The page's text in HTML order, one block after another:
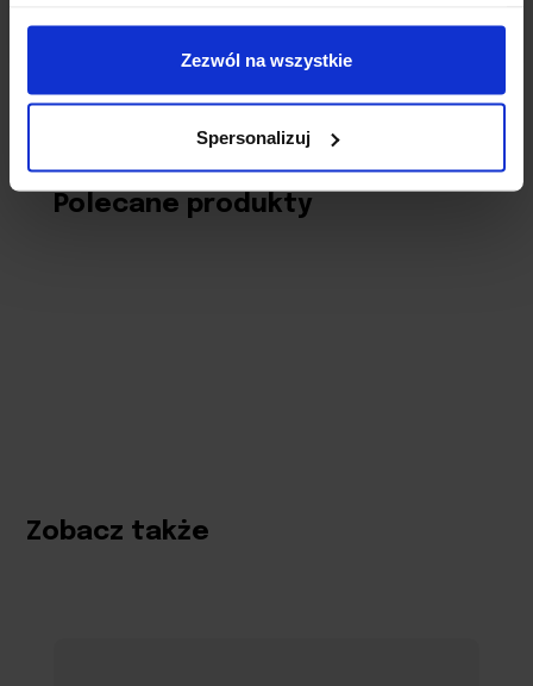
Zezwól na wszystkie
Spersonalizuj
Polecane produkty
Zobacz także